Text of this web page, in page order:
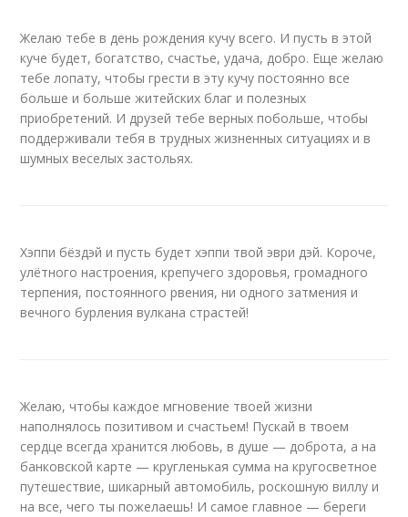
Желаю тебе в день рождения кучу всего. И пусть в этой
куче будет, богатство, счастье, удача, добро. Еще желаю
тебе лопату, чтобы грести в эту кучу постоянно все
больше и больше житейских благ и полезных
приобретений. И друзей тебе верных побольше, чтобы
поддерживали тебя в трудных жизненных ситуациях и в
шумных веселых застольях.
Хэппи бёздэй и пусть будет хэппи твой эври дэй. Короче,
улётного настроения, крепучего здоровья, громадного
терпения, постоянного рвения, ни одного затмения и
вечного бурления вулкана страстей!
Желаю, чтобы каждое мгновение твоей жизни
наполнялось позитивом и счастьем! Пускай в твоем
сердце всегда хранится любовь, в душе — доброта, а на
банковской карте — кругленькая сумма на кругосветное
путешествие, шикарный автомобиль, роскошную виллу и
на все, чего ты пожелаешь! И самое главное — береги